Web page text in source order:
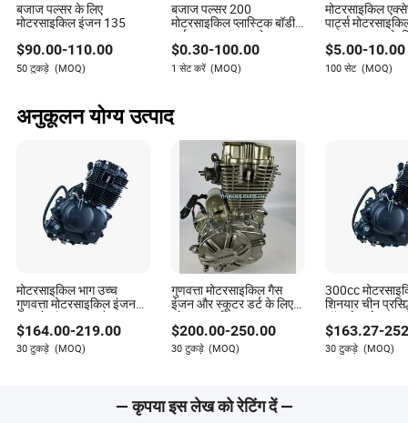
बजाज पल्सर के लिए
मोटरसाइकिल इंजन 135
$90.00-110.00
50 टुकड़े (MOQ)
बजाज पल्सर 200
मोटरसाइकिल प्लास्टिक बॉडी
पार्ट उच्च गुणवत्ता वाले
मोटरसाइकिल पार्ट्स
$0.30-100.00
1 सेट करें (MOQ)
मोटरसाइकिल
पार्ट्स
OEM गुणवत्ता के
YAMAHA/
$5.00-10.00
100 सेट (MOQ)
अनुकूलन योग्य उत्पाद
मोटरसाइकिल भाग उच्च
गुणवत्ता मोटरसाइकिल इंजन
पूरा और इंजन पूरा और 200cc
Engine/150cc इंजन सीबी
150/200/250cc शिनेराय
डर्ट बाइक के लिए इंजन
$164.00-219.00
30 टुकड़े (MOQ)
गुणवत्ता मोटरसाइकिल गैस
इंजन और स्कूटर डर्ट के लिए
स्पेयर पार्ट्स
Bike/Tricycles/Cg125
Cg150/Cg200/Cg250/Cg300/Gy6-
125/150/70cc/90cc/110cc/125cc/
$200.00-250.00
30 टुकड़े (MOQ)
300cc
शिनयार चीन
ऑफ रोड
$163.27-
30 टुकड़े (MOQ)
— कृपया इस लेख को रेटिंग दें —